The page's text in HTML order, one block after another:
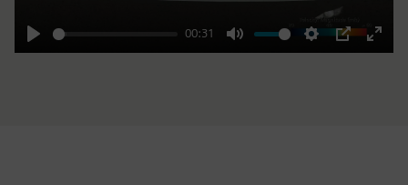
Play
00:31
Mute Settings
PIP
Enter